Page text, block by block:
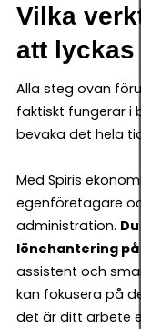
Vilka
att lyckas
Alla steg ovan
faktiskt fungerar i
bevaka det hela
Med Spiris
egenföretagare
administration.
lönehantering
assistent och
kan fokusera på
det är ditt arbete